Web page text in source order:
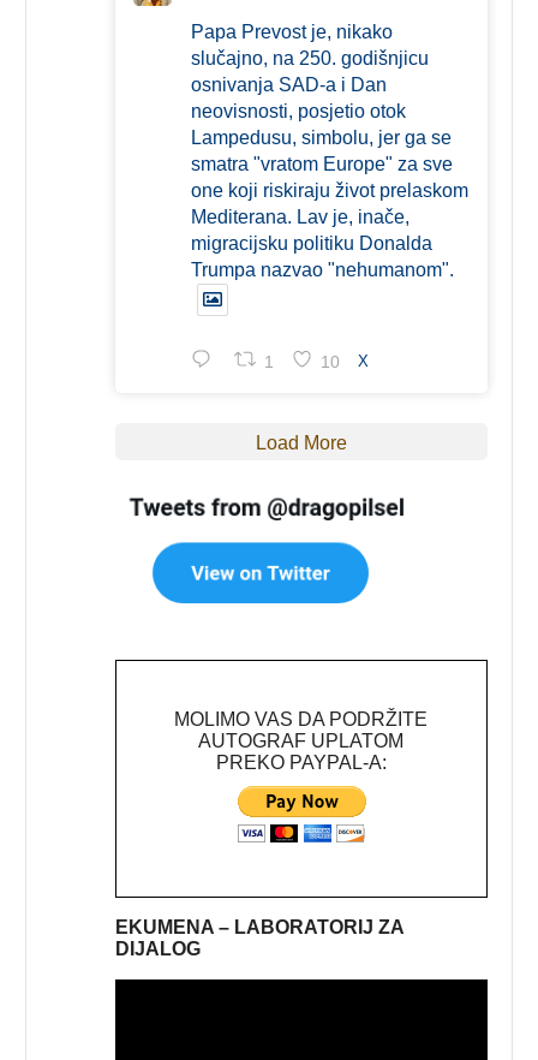
Papa Prevost je, nikako
slučajno, na 250. godišnjicu
osnivanja SAD-a i Dan
neovisnosti, posjetio otok
Lampedusu, simbolu, jer ga se
smatra "vratom Europe" za sve
one koji riskiraju život prelaskom
Mediterana. Lav je, inače,
migracijsku politiku Donalda
Trumpa nazvao "nehumanom".
1 10 X
Load More
MOLIMO VAS DA PODRŽITE
AUTOGRAF UPLATOM
PREKO PAYPAL-A:
EKUMENA – LABORATORIJ ZA
DIJALOG